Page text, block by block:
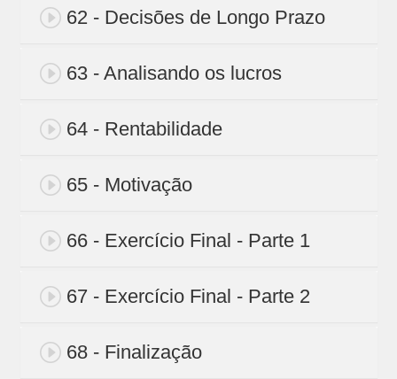
62 - Decisões de Longo Prazo
63 - Analisando os lucros
64 - Rentabilidade
65 - Motivação
66 - Exercício Final - Parte 1
67 - Exercício Final - Parte 2
68 - Finalização